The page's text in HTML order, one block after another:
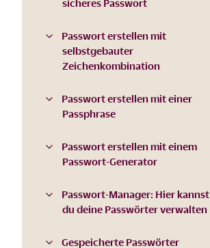
sicheres Passwort
Passwort erstellen mit
selbstgebauter
Zeichenkombination
Passwort erstellen mit einer
Passphrase
Passwort erstellen mit einem
Passwort-Generator
Passwort-Manager: Hier kannst
du deine Passwörter verwalten
Gespeicherte Passwörter